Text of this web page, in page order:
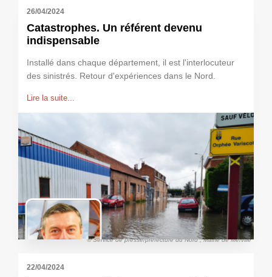
26/04/2024
Catastrophes. Un référent devenu
indispensable
Installé dans chaque département, il est l'interlocuteur
des sinistrés. Retour d'expériences dans le Nord.
Lire la suite...
© Service de presse/préfecture du Nord ; Mairie de Merville
22/04/2024